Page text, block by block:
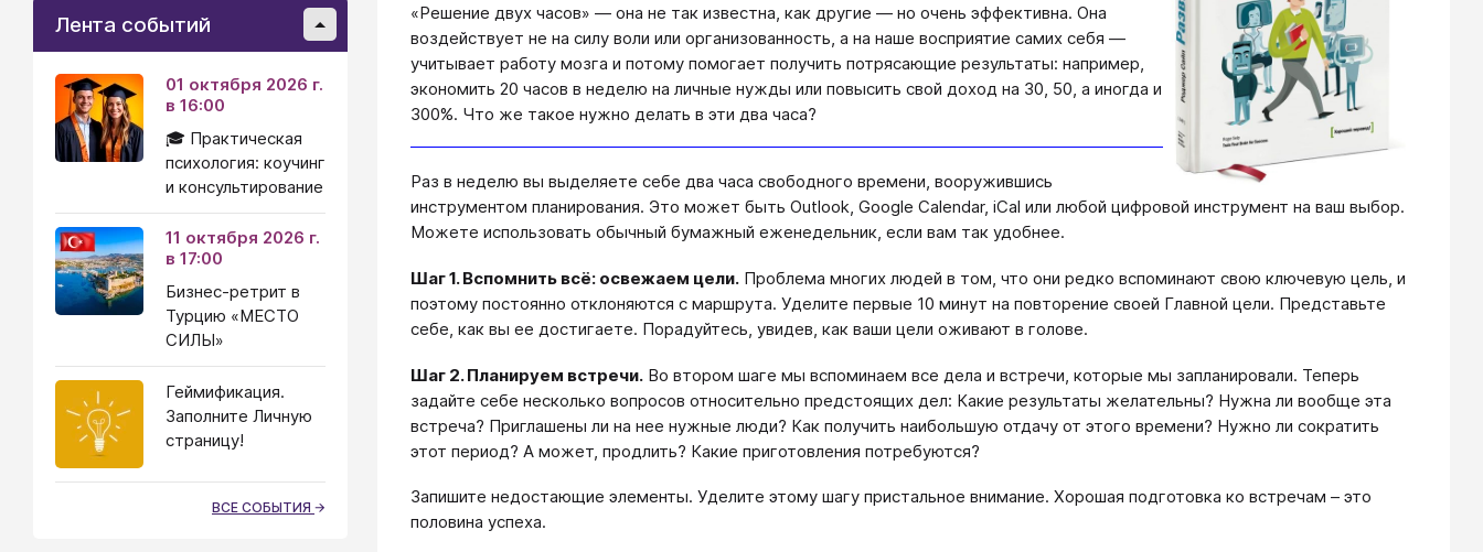
«Решение двух часов» — она не так известна, как другие — но очень эффективна. Она
воздействует не на силу воли или организованность, а на наше восприятие самих себя —
учитывает работу мозга и потому помогает получить потрясающие результаты: например,
экономить 20 часов в неделю на личные нужды или повысить свой доход на 30, 50, а иногда и
300%. Что же такое нужно делать в эти два часа?
Раз в неделю вы выделяете себе два часа свободного времени, вооружившись
инструментом планирования. Это может быть Outlook, Google Calendar, iCal или любой цифровой инструмент на ваш выбор.
Можете использовать обычный бумажный еженедельник, если вам так удобнее.
Шаг 1. Вспомнить всё: освежаем цели. Проблема многих людей в том, что они редко вспоминают свою ключевую цель, и
поэтому постоянно отклоняются с маршрута. Уделите первые 10 минут на повторение своей Главной цели. Представьте
себе, как вы ее достигаете. Порадуйтесь, увидев, как ваши цели оживают в голове.
Шаг 2. Планируем встречи. Во втором шаге мы вспоминаем все дела и встречи, которые мы запланировали. Теперь
задайте себе несколько вопросов относительно предстоящих дел: Какие результаты желательны? Нужна ли вообще эта
встреча? Приглашены ли на нее нужные люди? Как получить наибольшую отдачу от этого времени? Нужно ли сократить
этот период? А может, продлить? Какие приготовления потребуются?
Запишите недостающие элементы. Уделите этому шагу пристальное внимание. Хорошая подготовка ко встречам – это
половина успеха.
Лента событий
01 октября 2026 г.
в 16:00
🎓 Практическая
психология: коучинг
и консультирование
11 октября 2026 г.
в 17:00
Бизнес-ретрит в
Турцию «МЕСТО
СИЛЫ»
Геймификация.
Заполните Личную
страницу!
ВСЕ СОБЫТИЯ